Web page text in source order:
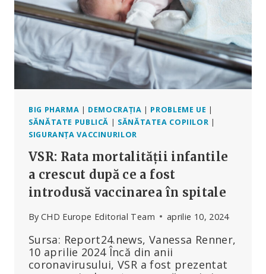
BIG PHARMA | DEMOCRAȚIA | PROBLEME UE |
SĂNĂTATE PUBLICĂ | SĂNĂTATEA COPIILOR |
SIGURANȚA VACCINURILOR
VSR: Rata mortalității infantile
a crescut după ce a fost
introdusă vaccinarea în spitale
By CHD Europe Editorial Team aprilie 10, 2024
Sursa: Report24.news, Vanessa Renner,
10 aprilie 2024 Încă din anii
coronavirusului, VSR a fost prezentat